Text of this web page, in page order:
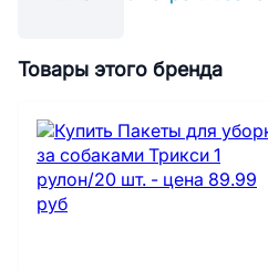
Товары этого бренда